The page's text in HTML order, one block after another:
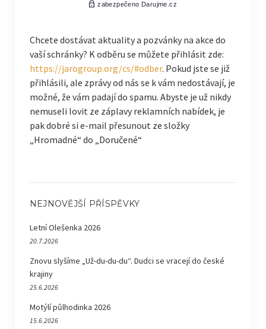
Chcete dostávat aktuality a pozvánky na akce do
vaší schránky? K odběru se můžete přihlásit zde:
https://jarogroup.org/cs/#odber. Pokud jste se již
přihlásili, ale zprávy od nás se k vám nedostávají, je
možné, že vám padají do spamu. Abyste je už nikdy
nemuseli lovit ze záplavy reklamních nabídek, je
pak dobré si e-mail přesunout ze složky
„Hromadné“ do „Doručené“
NEJNOVĚJŠÍ PŘÍSPĚVKY
Letní Olešenka 2026
20.7.2026
Znovu slyšíme „Už-du-du-du“. Dudci se vracejí do české
krajiny
25.6.2026
Motýlí půlhodinka 2026
15.6.2026